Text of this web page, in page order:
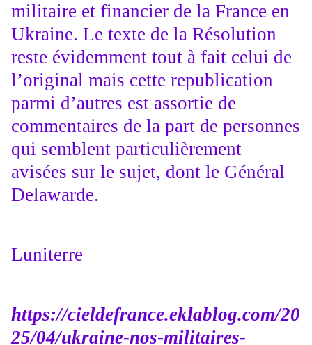
militaire et financier de la France en
Ukraine. Le texte de la Résolution
reste évidemment tout à fait celui de
l’original mais cette republication
parmi d’autres est assortie de
commentaires de la part de personnes
qui semblent particulièrement
avisées sur le sujet, dont le Général
Delawarde.
Luniterre
https://cieldefrance.eklablog.com/20
25/04/ukraine-nos-militaires-